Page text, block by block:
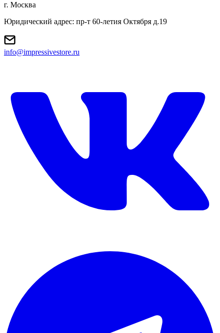
г. Москва
Юридический адрес: пр-т 60-летия Октября д.19
info@impressivestore.ru